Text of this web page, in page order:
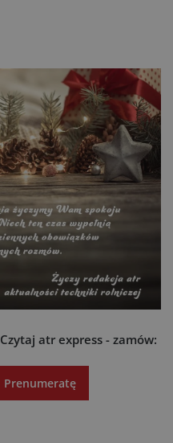
Czytaj atr express - zamów:
Prenumeratę